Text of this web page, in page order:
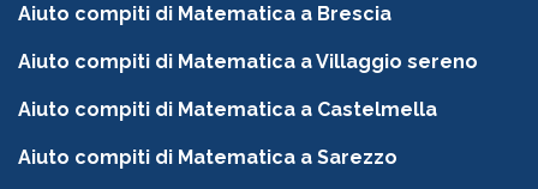
Aiuto compiti di Matematica a Brescia
Aiuto compiti di Matematica a Villaggio sereno
Aiuto compiti di Matematica a Castelmella
Aiuto compiti di Matematica a Sarezzo